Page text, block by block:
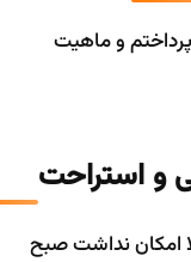
و ماهیت
و استراحت
نداشت صبح